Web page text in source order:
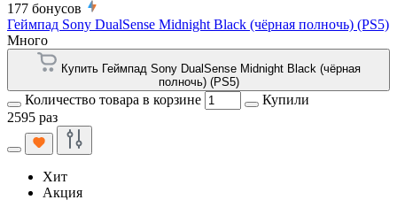
177 бонусов
Геймпад Sony DualSense Midnight Black (чёрная полночь) (PS5)
Много
Купить Геймпад Sony DualSense Midnight Black (чёрная
полночь) (PS5)
Количество товара в корзине
Купили
2595 раз
Хит
Акция